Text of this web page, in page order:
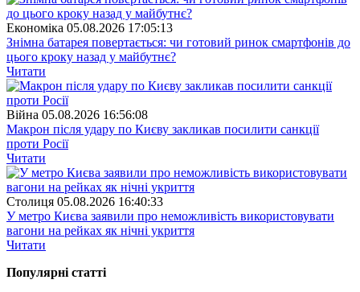
Економіка 05.08.2026 17:05:13
Знімна батарея повертається: чи готовий ринок смартфонів до
цього кроку назад у майбутнє?
Читати
Війна 05.08.2026 16:56:08
Макрон після удару по Києву закликав посилити санкції
проти Росії
Читати
Столиця 05.08.2026 16:40:33
У метро Києва заявили про неможливість використовувати
вагони на рейках як нічні укриття
Читати
Популярнi статтi